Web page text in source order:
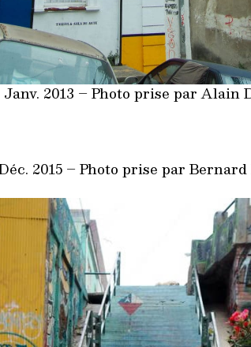
Janv. 2013 – Photo prise par Alain
2015 – Photo prise par Bernard